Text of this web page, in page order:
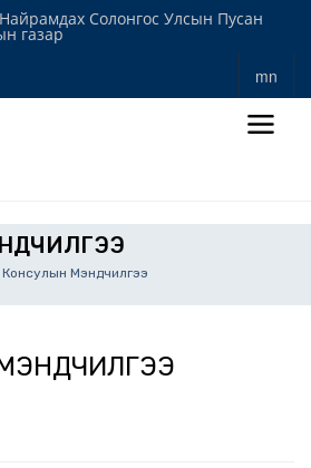
Солонгос Улсын Пусан
газар
mn
Консулын Мэндчилгээ